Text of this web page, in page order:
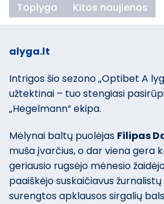
Toplyga Kitos naujienos
alyga.lt
Intrigos šio sezono „Optibet A
užtektinai – tuo stengiasi
„Hegelmann“ ekipa.
Mėlynai baltų puolėjas Filipas
muša įvarčius, o dar viena gera
geriausio rugsėjo mėnesio
paaiškėjo suskaičiavus
surengtos apklausos sirgalių